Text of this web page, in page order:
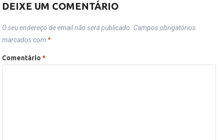
DEIXE UM COMENTÁRIO
O seu endereço de email não será publicado. Campos obrigatórios
marcados com *
Comentário*